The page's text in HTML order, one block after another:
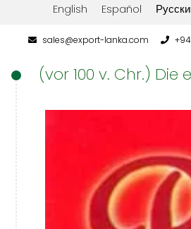
English Español
sales@export-lanka.com
(vor 100 v. Chr.) Die